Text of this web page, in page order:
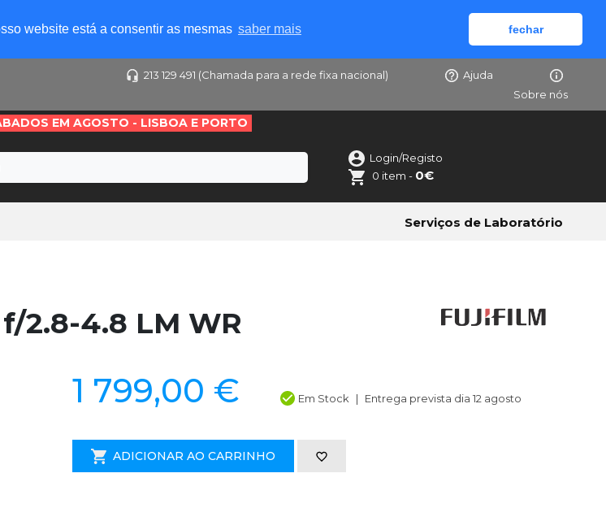
website está a consentir as mesmas saber mais fechar
213 129 491 (Chamada para a rede fixa nacional)
Ajuda
Sobre nós
EM AGOSTO - LISBOA E PORTO
Login/Registo
0 item - 0€
Serviços de Laboratório
f/2.8-4.8 LM WR
1 799,00 € Em Stock Entrega prevista dia 12 agosto
ADICIONAR AO CARRINHO